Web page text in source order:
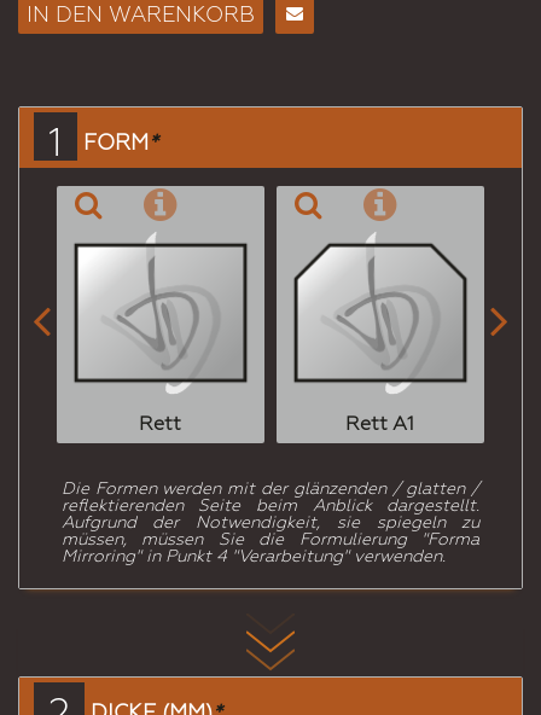
IN DEN WARENKORB
1 FORM*
Rett Rett A1
 
Die Formen werden mit der glänzenden / glatten /
reflektierenden Seite beim Anblick dargestellt.
Aufgrund der Notwendigkeit, sie spiegeln zu
müssen, müssen Sie die Formulierung "Forma
Mirroring" in Punkt 4 "Verarbeitung" verwenden.